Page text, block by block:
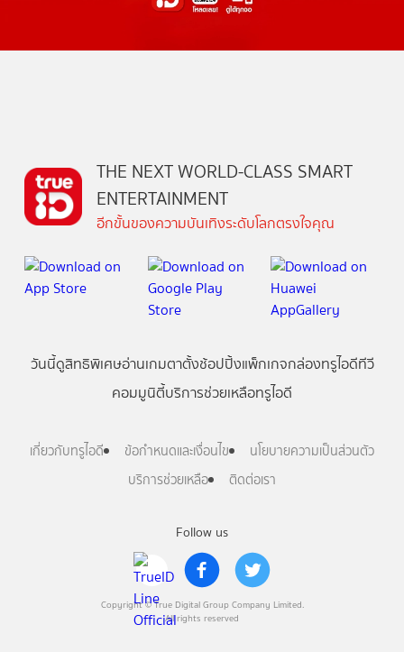
Follow us
Copyright © True Digital Group Company Limited.
All rights reserved
THE NEXT WORLD-CLASS SMART
ENTERTAINMENT
อีกขั้นของความบันเทิงระดับโลกตรงใจคุณ
วันนี้ดูสิทธิพิเศษอ่านเกมตาตั้งช้อปปิ้งแพ็กเกจกล่องทรูไอดีทีวี
คอมมูนิตี้บริการช่วยเหลือทรูไอดี
เกี่ยวกับทรูไอดี ข้อกำหนดและเงื่อนไข
นโยบายความเป็นส่วนตัว
บริการช่วยเหลือ
ติดต่อเรา